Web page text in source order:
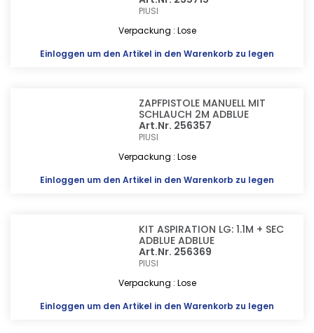
PIUSI
Verpackung : Lose
Einloggen um den Artikel in den Warenkorb zu legen
ZAPFPISTOLE MANUELL MIT
SCHLAUCH 2M ADBLUE
Art.Nr. 256357
PIUSI
Verpackung : Lose
Einloggen um den Artikel in den Warenkorb zu legen
KIT ASPIRATION LG: 1.1M + SEC
ADBLUE ADBLUE
Art.Nr. 256369
PIUSI
Verpackung : Lose
Einloggen um den Artikel in den Warenkorb zu legen